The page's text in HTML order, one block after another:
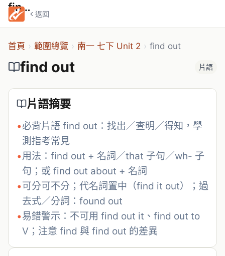
返回
find out
首頁 › 範圍總覽 › 南一 七下 Unit 2 › find out
find out 片語
片語摘要
•必背片語 find out：找出／查明／得知，學
測指考常見
•用法：find out + 名詞／that 子句／wh- 子
句；或 find out about + 名詞
•可分可不分；代名詞置中（find it out）；過
去式／分詞：found out
•易錯警示：不可用 find out it、find out to
V；注意 find 與 find out 的差異